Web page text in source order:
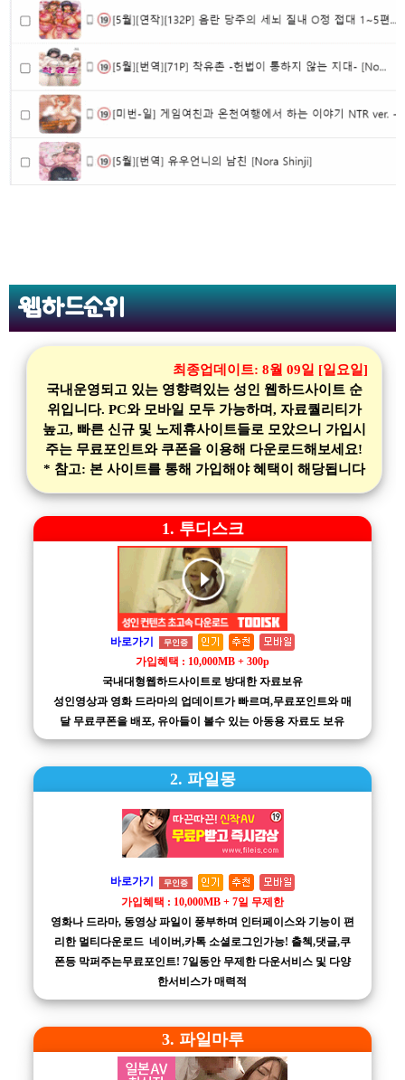
웹하드순위
최종업데이트: 8월 09일 [일요일]
국내운영되고 있는 영향력있는 성인 웹하드사이트 순
위입니다. PC와 모바일 모두 가능하며, 자료퀄리티가
높고, 빠른 신규 및 노제휴사이트들로 모았으니 가입시
주는 무료포인트와 쿠폰을 이용해 다운로드해보세요!
* 참고: 본 사이트를 통해 가입해야 혜택이 해당됩니다
1. 투디스크
바로가기 무인증
가입혜택 : 10,000MB + 300p
국내대형웹하드사이트로 방대한 자료보유
성인영상과 영화 드라마의 업데이트가 빠르며,무료포인트와 매
달 무료쿠폰을 배포, 유아들이 볼수 있는 아동용 자료도 보유
2. 파일몽
바로가기 무인증
가입혜택 : 10,000MB + 7일 무제한
영화나 드라마, 동영상 파일이 풍부하며 인터페이스와 기능이 편
리한 멀티다운로드 네이버,카톡 소셜로그인가능! 출첵,댓글,쿠
폰등 막퍼주는무료포인트! 7일동안 무제한 다운서비스 및 다양
한서비스가 매력적
3. 파일마루